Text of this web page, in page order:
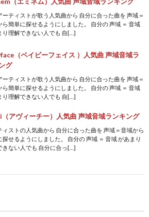
ーティストが歌う人気曲から 自分に合った曲を 声域＝
ら簡単に探せるようにしました。 自分の 声域 ＝ 音域
り理解できない人でも 自[…]
（ベイビーフェイス ）人気曲 声域音域ラ
グ
ーティストが歌う人気曲から 自分に合った曲を 声域＝
ら簡単に探せるようにしました。 自分の 声域 ＝ 音域
り理解できない人でも 自[…]
アヴィーチー）人気曲 声域音域ランキング
ィストの人気曲から 自分に合った曲を 声域＝音域から
探せるようにしました。 自分の 声域 ＝ 音域 があまり
きない人でも 自分に合っ[…]